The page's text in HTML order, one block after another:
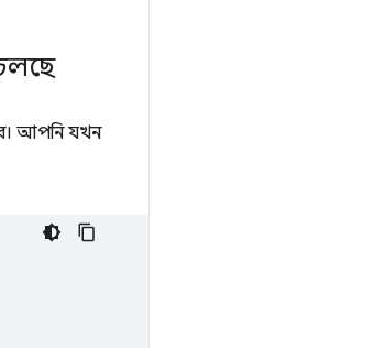
আপনি যখন